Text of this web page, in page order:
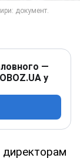
—
у
директорам